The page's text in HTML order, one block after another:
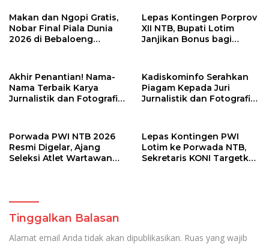
Makan dan Ngopi Gratis,
Nobar Final Piala Dunia
2026 di Bebaloeng
Lepas Kontingen Porprov
XII NTB, Bupati Lotim
Janjikan Bonus bagi
Akhir Penantian! Nama-
Nama Terbaik Karya
Jurnalistik dan Fotografi
Kadiskominfo Serahkan
Piagam Kepada Juri
Jurnalistik dan Fotografi
Porwada PWI NTB 2026
Resmi Digelar, Ajang
Seleksi Atlet Wartawan
Lepas Kontingen PWI
Lotim ke Porwada NTB,
Sekretaris KONI Targetkan
Tinggalkan Balasan
Alamat email Anda tidak akan dipublikasikan. Ruas yang wajib